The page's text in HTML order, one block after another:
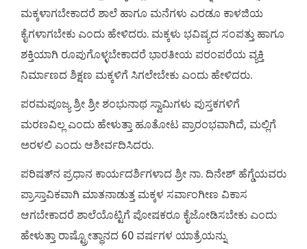
ಮಕ್ಕಳಾಗಬೇಕಾದರೆ ಶಾಲೆ ಹಾಗೂ ಮನೆಗಳು ಎರಡೂ ಕಾಳಜಿಯ
ಕೈಗಳಾಗಬೇಕು ಎಂದು ಹೇಳಿದರು. ಮಕ್ಕಳು ಭವಿಷ್ಯದ ಸಂಪತ್ತು ಹಾಗೂ
ಶಕ್ತಿಯಾಗಿ ರೂಪುಗೊಳ್ಳಬೇಕಾದರೆ ಭಾರತೀಯ ಪರಂಪರೆಯ ವ್ಯಕ್ತಿ
ನಿರ್ಮಾಣದ ಶಿಕ್ಷಣ ಮಕ್ಕಳಿಗೆ ಸಿಗಲೇಬೇಕು ಎಂದು ಹೇಳಿದರು.
ಪರಮಪೂಜ್ಯ ಶ್ರೀ ಶ್ರೀ ಶಂಭುನಾಥ ಸ್ವಾಮಿಗಳು ಪುಸ್ತಕಗಳಿಗೆ
ಮರಣವಿಲ್ಲ ಎಂದು ಹೇಳುತ್ತಾ ಹೂತೋಟ ಪ್ರಾರಂಭವಾಗಿದೆ, ಮಲ್ಲಿಗೆ
ಅರಳಲಿ ಎಂದು ಆಶೀರ್ವದಿಸಿದರು.
ಪರಿಷತ್‍ನ ಪ್ರಧಾನ ಕಾರ್ಯದರ್ಶಿಗಳಾದ ಶ್ರೀ ನಾ. ದಿನೇಶ್‍ ಹೆಗ್ಡೆಯವರು
ಪ್ರಾಸ್ತಾವಿಕವಾಗಿ ಮಾತನಾಡುತ್ತ ಮಕ್ಕಳ ಸರ್ವಾಂಗೀಣ ವಿಕಾಸ
ಆಗಬೇಕಾದರೆ ಶಾಲೆಯೊಟ್ಟಿಗೆ ಪೋಷಕರೂ ಕೈಜೋಡಿಸಬೇಕು ಎಂದು
ಹೇಳುತ್ತಾ ರಾಷ್ಟ್ರೋತ್ಥಾನದ 60 ವರ್ಷಗಳ ಯಾತ್ರೆಯನ್ನು